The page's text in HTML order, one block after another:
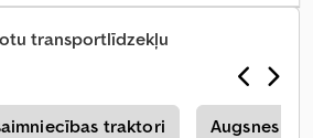
transportlīdzekļu
traktori Augsnes